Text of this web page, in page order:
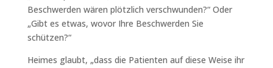
Beschwerden wären plötzlich verschwunden?“ Oder
„Gibt es etwas, wovor Ihre Beschwerden Sie
schützen?“
Heimes glaubt, „dass die Patienten auf diese Weise ihr